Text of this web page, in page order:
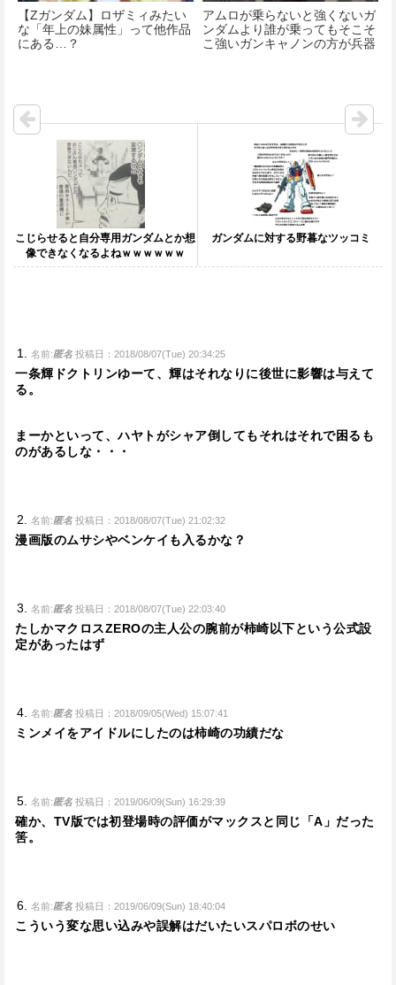
【Ζガンダム】ロザミィみたい
な「年上の妹属性」って他作品
にある…？
アムロが乗らないと強くないガ
ンダムより誰が乗ってもそこそ
こ強いガンキャノンの方が兵器
こじらせると自分専用ガンダムとか想
像できなくなるよねｗｗｗｗｗｗ
ガンダムに対する野暮なツッコミ
名前:匿名 投稿日：2018/08/07(Tue) 20:34:25
一条輝ドクトリンゆーて、輝はそれなりに後世に影響は与えて
る。
まーかといって、ハヤトがシャア倒してもそれはそれで困るも
のがあるしな・・・
名前:匿名 投稿日：2018/08/07(Tue) 21:02:32
漫画版のムサシやベンケイも入るかな？
名前:匿名 投稿日：2018/08/07(Tue) 22:03:40
たしかマクロスZEROの主人公の腕前が柿崎以下という公式設
定があったはず
名前:匿名 投稿日：2018/09/05(Wed) 15:07:41
ミンメイをアイドルにしたのは柿崎の功績だな
名前:匿名 投稿日：2019/06/09(Sun) 16:29:39
確か、TV版では初登場時の評価がマックスと同じ「A」だった
筈。
名前:匿名 投稿日：2019/06/09(Sun) 18:40:04
こういう変な思い込みや誤解はだいたいスパロボのせい